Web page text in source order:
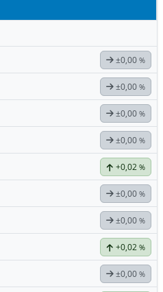
±0,00 %
±0,00 %
±0,00 %
±0,00 %
+0,02 %
±0,00 %
±0,00 %
+0,02 %
±0,00 %